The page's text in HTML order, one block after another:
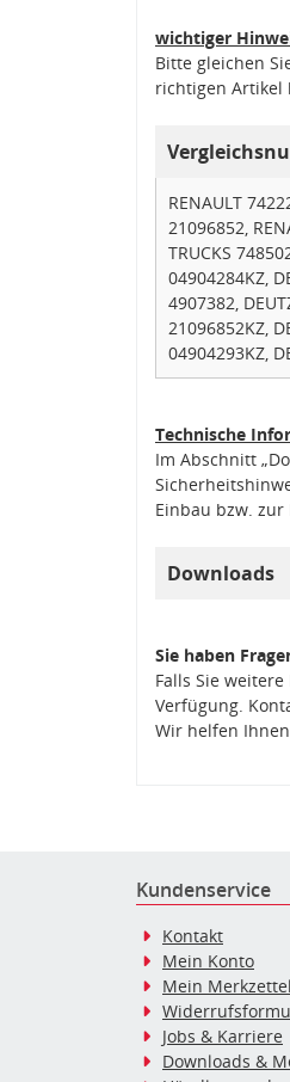
wichtiger
Bitte gleichen
richtigen Artikel
RENAULT
21096852,
TRUCKS
04904284KZ,
4907382,
21096852KZ,
04904293KZ,
Technische
Im Abschnitt
Einbau bzw.
Downloads
Sie haben
Falls Sie
Verfügung.
Wir helfen
Kundenservice
Kontakt
Mein Konto
Mein Merkzettel
Jobs & Karriere
Downloads &